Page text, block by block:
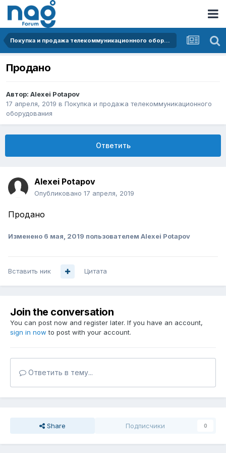
Покупка и продажа телекоммуникационного оборудования
Продано
Автор: Alexei Potapov
17 апреля, 2019 в Покупка и продажа телекоммуникационного
оборудования
Ответить
Alexei Potapov
Опубликовано 17 апреля, 2019
Продано
Изменено 6 мая, 2019 пользователем Alexei Potapov
Вставить ник Цитата
Join the conversation
You can post now and register later. If you have an account,
sign in now to post with your account.
Ответить в тему...
Share Подписчики 0